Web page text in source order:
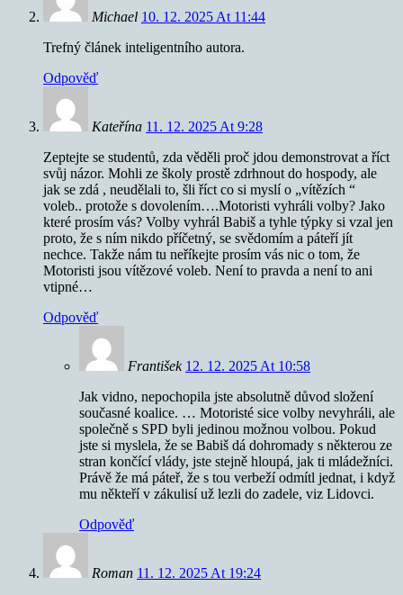
Michael 10. 12. 2025 At 11:44
Trefný článek inteligentního autora.
Odpověď
Kateřína 11. 12. 2025 At 9:28
Zeptejte se studentů, zda věděli proč jdou demonstrovat a říct
svůj názor. Mohli ze školy prostě zdrhnout do hospody, ale
jak se zdá , neudělali to, šli říct co si myslí o „vítězích “
voleb.. protože s dovolením….Motoristi vyhráli volby? Jako
které prosím vás? Volby vyhrál Babiš a tyhle týpky si vzal jen
proto, že s ním nikdo příčetný, se svědomím a páteří jít
nechce. Takže nám tu neříkejte prosím vás nic o tom, že
Motoristi jsou vítězové voleb. Není to pravda a není to ani
vtipné…
Odpověď
František 12. 12. 2025 At 10:58
Jak vidno, nepochopila jste absolutně důvod složení
současné koalice. … Motoristé sice volby nevyhráli, ale
společně s SPD byli jedinou možnou volbou. Pokud
jste si myslela, že se Babiš dá dohromady s některou ze
stran končící vlády, jste stejně hloupá, jak ti mládežníci.
Právě že má páteř, že s tou verbeží odmítl jednat, i když
mu někteří v zákulisí už lezli do zadele, viz Lidovci.
Odpověď
Roman 11. 12. 2025 At 19:24